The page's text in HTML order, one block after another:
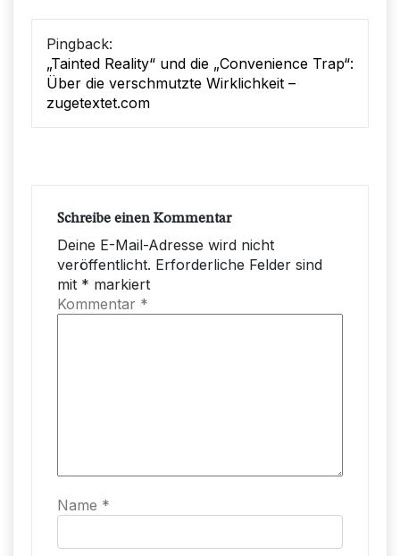
Pingback:
„Tainted Reality“ und die „Convenience Trap“:
Über die verschmutzte Wirklichkeit –
zugetextet.com
Schreibe einen Kommentar
Deine E-Mail-Adresse wird nicht
veröffentlicht. Erforderliche Felder sind
mit * markiert
Kommentar *
Name *